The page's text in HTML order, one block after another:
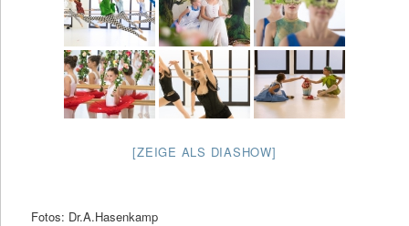
[ZEIGE ALS DIASHOW]
Fotos: Dr.A.Hasenkamp